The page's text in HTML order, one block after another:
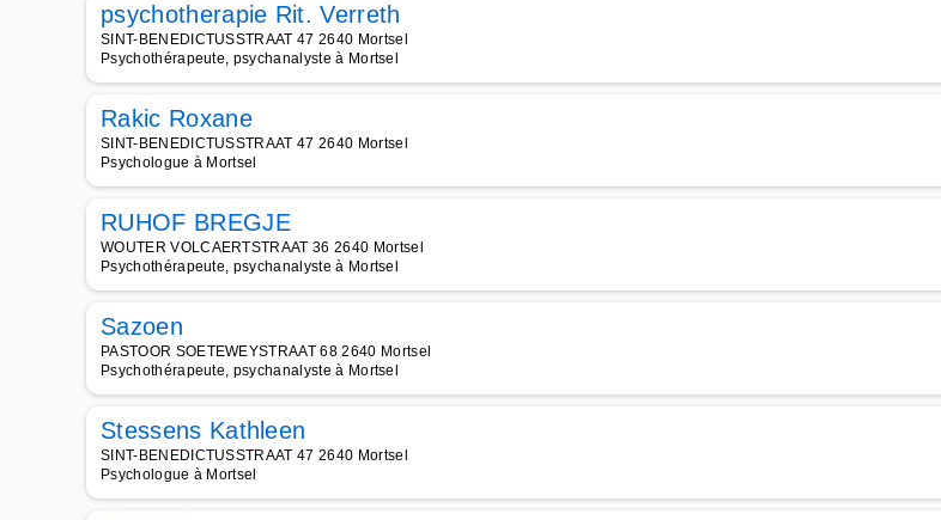
psychotherapie Rit. Verreth
SINT-BENEDICTUSSTRAAT 47 2640 Mortsel
Psychothérapeute, psychanalyste à Mortsel
Rakic Roxane
SINT-BENEDICTUSSTRAAT 47 2640 Mortsel
Psychologue à Mortsel
RUHOF BREGJE
WOUTER VOLCAERTSTRAAT 36 2640 Mortsel
Psychothérapeute, psychanalyste à Mortsel
Sazoen
PASTOOR SOETEWEYSTRAAT 68 2640 Mortsel
Psychothérapeute, psychanalyste à Mortsel
Stessens Kathleen
SINT-BENEDICTUSSTRAAT 47 2640 Mortsel
Psychologue à Mortsel